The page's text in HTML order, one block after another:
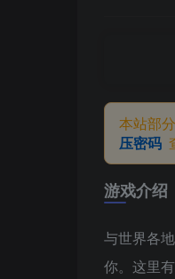
本站部
压密码
游戏介绍
与世界各
你。这里